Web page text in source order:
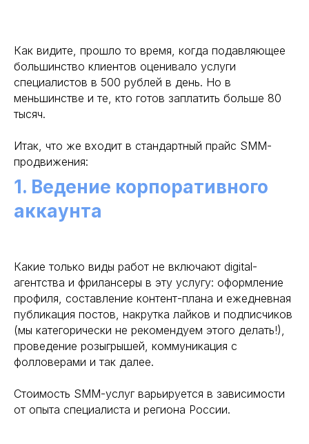
Как видите, прошло то время, когда подавляющее
большинство клиентов оценивало услуги
специалистов в 500 рублей в день. Но в
меньшинстве и те, кто готов заплатить больше 80
тысяч.
Итак, что же входит в стандартный прайс SMM-
продвижения:
1. Ведение корпоративного
аккаунта
Какие только виды работ не включают digital-
агентства и фрилансеры в эту услугу: оформление
профиля, составление контент-плана и ежедневная
публикация постов, накрутка лайков и подписчиков
(мы категорически не рекомендуем этого делать!),
проведение розыгрышей, коммуникация с
фолловерами и так далее.
Стоимость SMM-услуг варьируется в зависимости
от опыта специалиста и региона России.